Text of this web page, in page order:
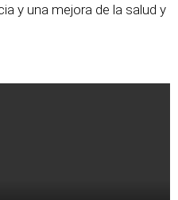
y una mejora de la salud y